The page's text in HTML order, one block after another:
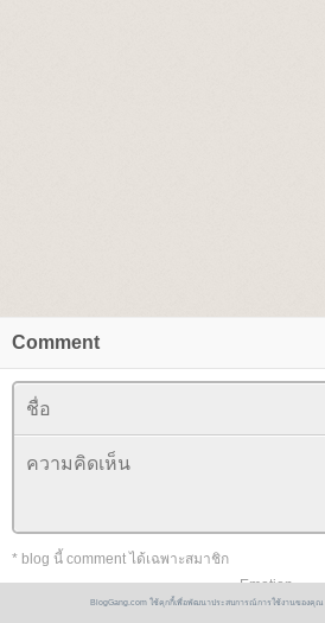
Comment
* blog นี้ comment ได้เฉพาะสมาชิก
Emotion
BlogGang.com ใช้คุกกี้เพื่อพัฒนาประสบการณ์การใช้งานของคุณ